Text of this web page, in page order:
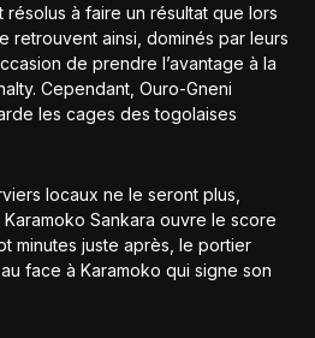
résolus à faire un résultat que lors
retrouvent ainsi, dominés par leurs
de prendre l’avantage à la
Cependant, Ouro-Gneni
les cages des togolaises
locaux ne le seront plus,
Karamoko Sankara ouvre le score
minutes juste après, le portier
face à Karamoko qui signe son